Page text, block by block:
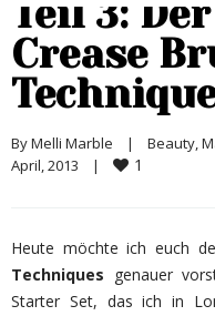
Teil 3:
Crease
By Melli Marble | Beauty,
April, 2013
| 1
Heute möchte ich euch
Techniques genauer
Starter Set, das ich in